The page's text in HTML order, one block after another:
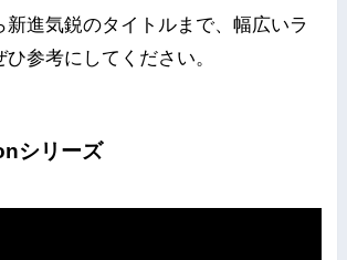
新進気鋭のタイトルまで、幅広いラ
参考にしてください。
シリーズ